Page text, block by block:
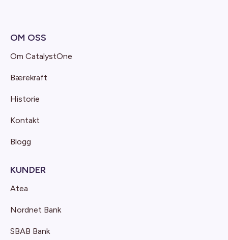
OM OSS
Om CatalystOne
Bærekraft
Historie
Kontakt
Blogg
KUNDER
Atea
Nordnet Bank
SBAB Bank